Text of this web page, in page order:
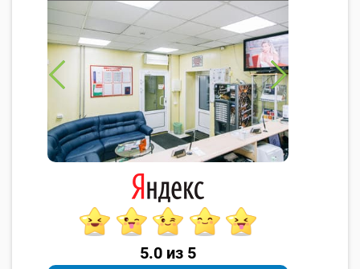
5.0 из 5